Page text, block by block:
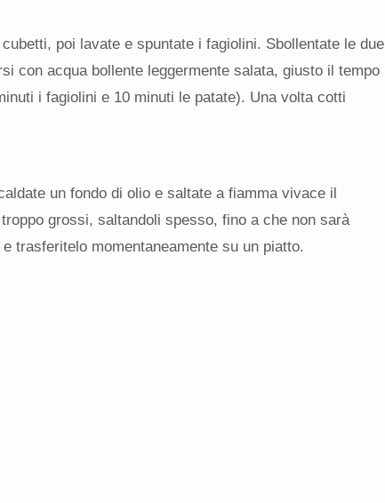
poi lavate e spuntate i fagiolini. Sbollentate le due
con acqua bollente leggermente salata, giusto il tempo
i fagiolini e 10 minuti le patate). Una volta cotti
un fondo di olio e saltate a fiamma vivace il
grossi, saltandoli spesso, fino a che non sarà
trasferitelo momentaneamente su un piatto.